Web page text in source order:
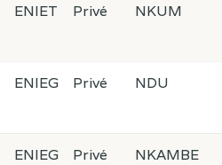
ENIET Privé NKUM
ENIEG Privé NDU
ENIEG Privé NKAMBE